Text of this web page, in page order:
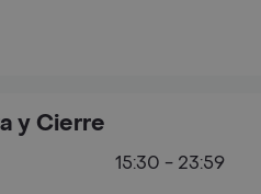
y Cierre
15:30 - 23:59